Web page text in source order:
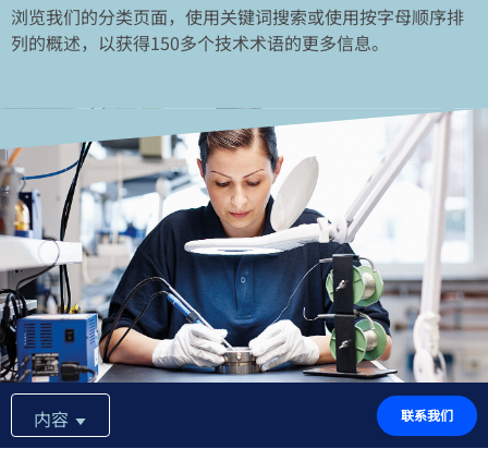
汽车衡
软件
定制解决方案
服务
行业解决方案
专长和知识
关于我们
新闻
浏览我们的分类页面，使用关键词搜索或使用按字母顺序排
列的概述，以获得150多个技术术语的更多信息。
内容 联系我们